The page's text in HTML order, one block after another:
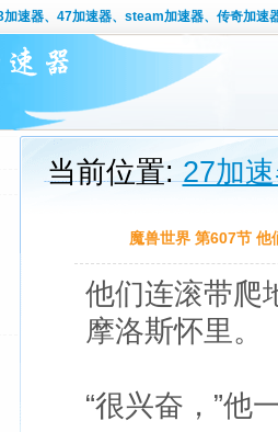
速器、47加速器、steam加速器、传奇加速
当前位置:27加
魔兽世界 第607节 他
他们连滚带爬
摩洛斯怀里。
“很兴奋，”他